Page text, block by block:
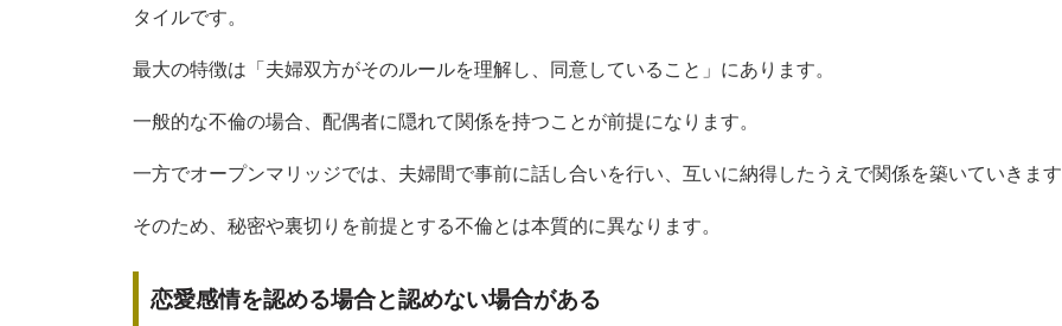
タイルです。
最大の特徴は「夫婦双方がそのルールを理解し、同意していること」にあります。
一般的な不倫の場合、配偶者に隠れて関係を持つことが前提になります。
一方でオープンマリッジでは、夫婦間で事前に話し合いを行い、互いに納得したうえで関係を築いていきま
そのため、秘密や裏切りを前提とする不倫とは本質的に異なります。
恋愛感情を認める場合と認めない場合がある